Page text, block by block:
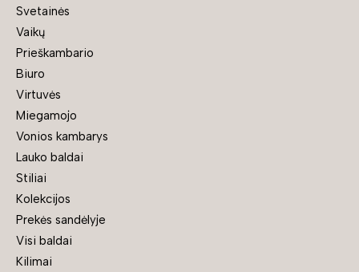
Svetainės
Vaikų
Prieškambario
Biuro
Virtuvės
Miegamojo
Vonios kambarys
Lauko baldai
Stiliai
Kolekcijos
Prekės sandėlyje
Visi baldai
Kilimai